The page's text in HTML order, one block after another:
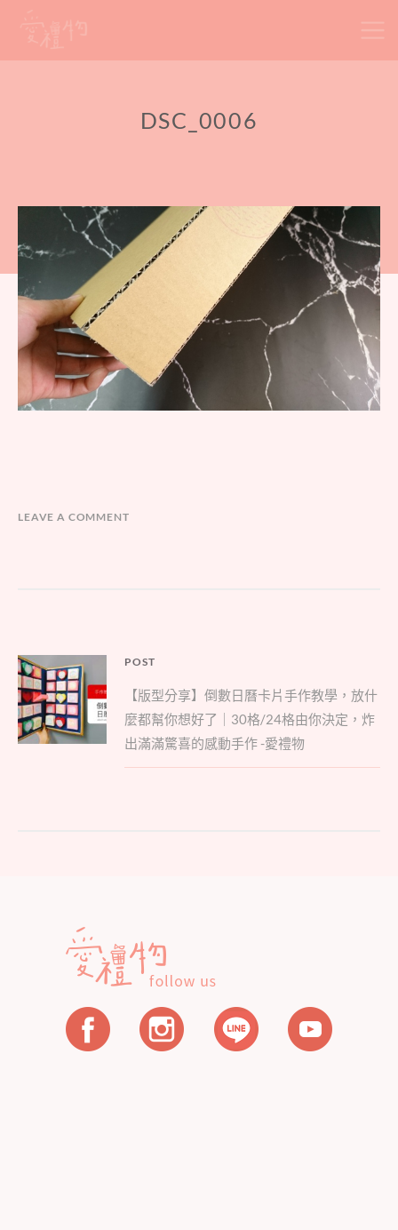
DSC_0006
LEAVE A COMMENT
文
章
導
覽
POST
Parent
post:
【版型分享】倒數日曆卡片手作教學，放什
麼都幫你想好了｜30格/24格由你決定，炸
出滿滿驚喜的感動手作 -愛禮物